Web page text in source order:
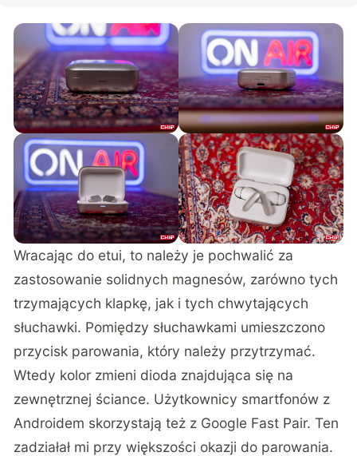
Wracając do etui, to należy je pochwalić za
zastosowanie solidnych magnesów, zarówno tych
trzymających klapkę, jak i tych chwytających
słuchawki. Pomiędzy słuchawkami umieszczono
przycisk parowania, który należy przytrzymać.
Wtedy kolor zmieni dioda znajdująca się na
zewnętrznej ściance. Użytkownicy smartfonów z
Androidem skorzystają też z Google Fast Pair. Ten
zadziałał mi przy większości okazji do parowania.